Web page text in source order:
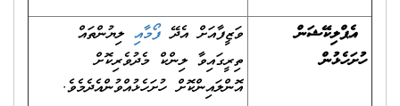
އެޕްލިކޭޝަން
ހުށަހެޅުން
ވަޒީފާއަށް އެދޭ ފމއ ލިޔުންތައް
ތިރީގައިވާ ލިންކް މެދުވެރިކޮށް
އޮންލައިންކޮށް ހުށަހެޅުއްވުންއެދެމެވެ.